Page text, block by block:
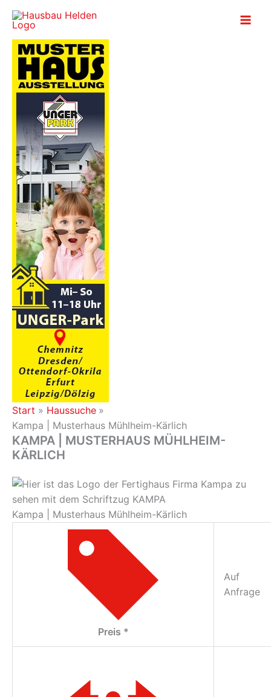
Start
Haussuche
Kampa | Musterhaus Mühlheim-Kärlich
KAMPA | MUSTERHAUS MÜHLHEIM-
KÄRLICH
Kampa | Musterhaus Mühlheim-Kärlich
Preis *
Auf
Anfrage